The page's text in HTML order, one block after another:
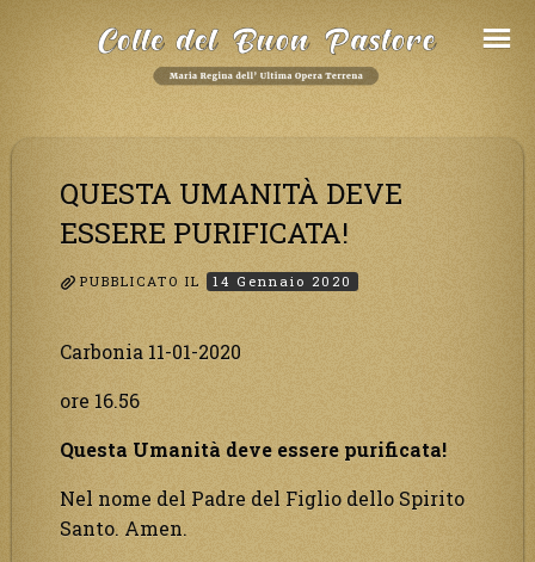
QUESTA UMANITÀ DEVE
ESSERE PURIFICATA!
PUBBLICATO IL 14 Gennaio 2020
Carbonia 11-01-2020
ore 16.56
Questa Umanità deve essere purificata!
Nel nome del Padre del Figlio dello Spirito
Santo. Amen.